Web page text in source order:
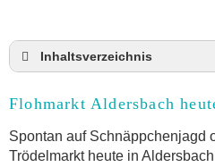
Inhaltsverzeichnis
Anmeldung &
Online-Flohmarkt
Welche Trödelmarkt-
Flohmarkt Aldersbach
Spontan auf Schnäppchenjagd
Trödelmarkt heute in